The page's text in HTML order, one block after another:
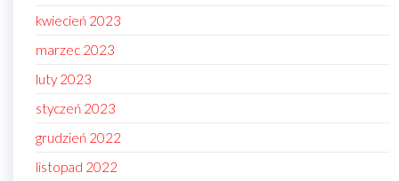
kwiecień 2023
marzec 2023
luty 2023
styczeń 2023
grudzień 2022
listopad 2022